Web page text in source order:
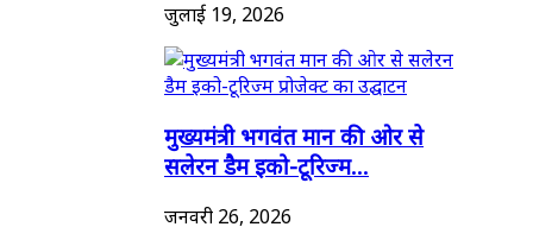
जुलाई 19, 2026
मुख्यमंत्री भगवंत मान की ओर से
सलेरन डैम इको-टूरिज्म...
जनवरी 26, 2026